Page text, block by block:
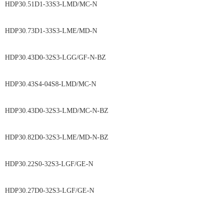
HDP30.51D1-33S3-LMD/MC-N
HDP30.73D1-33S3-LME/MD-N
HDP30.43D0-32S3-LGG/GF-N-BZ
HDP30.43S4-04S8-LMD/MC-N
HDP30.43D0-32S3-LMD/MC-N-BZ
HDP30.82D0-32S3-LME/MD-N-BZ
HDP30.22S0-32S3-LGF/GE-N
HDP30.27D0-32S3-LGF/GE-N